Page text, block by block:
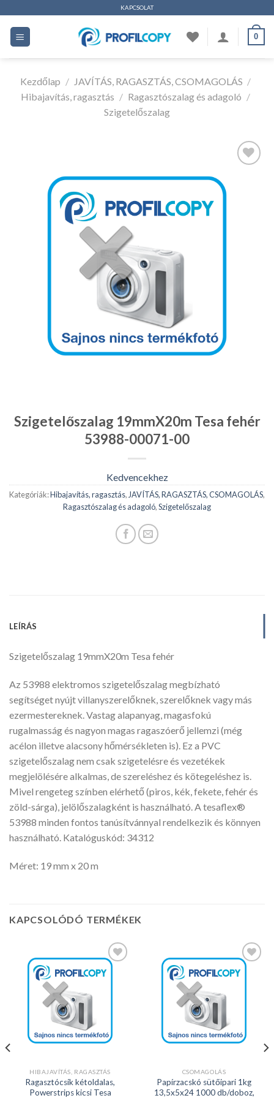
tartalomhoz
KAPCSOLAT
0
Kezdőlap / JAVÍTÁS, RAGASZTÁS, CSOMAGOLÁS /
Hibajavítás, ragasztás / Ragasztószalag és adagoló /
Szigetelőszalag
Kedvencekhez
Szigetelőszalag 19mmX20m Tesa fehér
53988-00071-00
Kedvencekhez
Kategóriák:Hibajavítás, ragasztás, JAVÍTÁS, RAGASZTÁS, CSOMAGOLÁS,
Ragasztószalag és adagoló,Szigetelőszalag
LEÍRÁS
Szigetelőszalag 19mmX20m Tesa fehér
Az 53988 elektromos szigetelőszalag megbízható
segítséget nyújt villanyszerelőknek, szerelőknek vagy más
ezermestereknek. Vastag alapanyag, magasfokú
rugalmasság és nagyon magas ragaszóerő jellemzi (még
acélon illetve alacsony hőmérsékleten is). Ez a PVC
szigetelőszalag nem csak szigetelésre és vezetékek
megjelölésére alkalmas, de szereléshez és kötegeléshez is.
Mivel rengeteg színben elérhető (piros, kék, fekete, fehér és
zöld-sárga), jelölőszalagként is használható. A tesaflex®
53988 minden fontos tanúsítvánnyal rendelkezik és könnyen
használható. Katalóguskód: 34312
Méret: 19 mm x 20 m
KAPCSOLÓDÓ TERMÉKEK
Kedvencekhez
HIBAJAVÍTÁS, RAGASZTÁS
Ragasztócsík kétoldalas,
Powerstrips kicsi Tesa
Kedvencekhez
CSOMAGOLÁS
Papírzacskó sütőipari 1kg
13,5x5x24 1000 db/doboz,